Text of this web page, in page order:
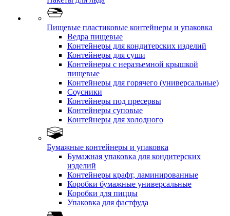
Пищевые пластиковые контейнеры и упаковка
Ведра пищевые
Контейнеры для кондитерских изделий
Контейнеры для суши
Контейнеры с неразъемной крышкой
пищевые
Контейнеры для горячего (универсальные)
Соусники
Контейнеры под пресервы
Контейнеры суповые
Контейнеры для холодного
Бумажные контейнеры и упаковка
Бумажная упаковка для кондитерских
изделий
Контейнеры крафт, ламинированные
Коробки бумажные универсальные
Коробки для пиццы
Упаковка для фастфуда